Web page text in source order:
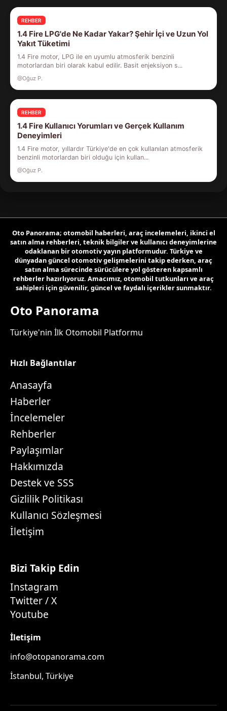
REHBER
1.4 Fire LPG'de Ne Kadar Yakar? Şehir İçi ve Uzun Yol
Yakıt Tüketimi
1.4 Fire motor, LPG ile en uyumlu atmosferik benzinli
motorlardan biri olarak kabul edilir. Basit enjeksiyon s...
@Oğuz P.
REHBER
1.4 Fire Kullanıcı Yorumları ve Gerçek Kullanım
Deneyimleri
1.4 Fire motor, yıllardır Türkiye'de en çok kullanılan atmosferik
benzinli motorlardan biri olduğu için kullan...
@Oğuz P.
Oto Panorama; otomobil haberleri, araç incelemeleri, ikinci el
satın alma rehberleri, teknik bilgiler ve kullanıcı deneyimlerine
odaklanan bir otomotiv yayın platformudur. Türkiye ve
dünyadan güncel otomotiv gelişmelerini takip ederken, araç
satın alma sürecinde sürücülere yol gösteren kapsamlı
rehberler hazırlıyoruz. Amacımız, otomobil tutkunları ve araç
sahipleri için güvenilir, güncel ve faydalı içerikler sunmaktır.
Oto Panorama
Türkiye'nin İlk Otomobil Platformu
Hızlı Bağlantılar
Anasayfa
Haberler
İncelemeler
Rehberler
Paylaşımlar
Hakkımızda
Destek ve SSS
Gizlilik Politikası
Kullanıcı Sözleşmesi
İletişim
Bizi Takip Edin
Instagram
Twitter / X
Youtube
İletişim
info@otopanorama.com
İstanbul, Türkiye